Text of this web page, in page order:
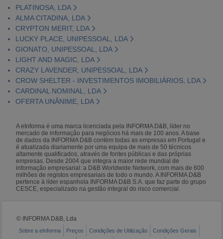
PLATINOSA, LDA
ALMA CITADINA, LDA
CRYPTON MERIT, LDA
LUCKY PLACE, UNIPESSOAL, LDA
GIONATO, UNIPESSOAL, LDA
LIGHT AND MAGIC, LDA
CRAZY LAVENDER, UNIPESSOAL, LDA
CROW SHELTER - INVESTIMENTOS IMOBILIÁRIOS, LDA
CARDINAL NOMINAL, LDA
OFERTA UNÂNIME, LDA
A eInforma é uma marca licenciada pela INFORMA D&B, líder no
mercado de informação para negócios há mais de 100 anos. A base
de dados da INFORMA D&B contém todas as empresas em Portugal e
é atualizada diariamente por uma equipa de mais de 50 técnicos
altamente qualificados, através de fontes públicas e das próprias
empresas. Desde 2004 que integra a maior rede mundial de
informação empresarial: a D&B Worldwide Network, com mais de 600
milhões de registos empresariais de todo o mundo. A INFORMA D&B
pertence à líder espanhola INFORMA D&B S.A. que faz parte do grupo
CESCE, especializado na gestão integral do risco comercial.
© INFORMA D&B, Lda
Sobre a eInforma Preços Condições de Utilização Condições Gerais